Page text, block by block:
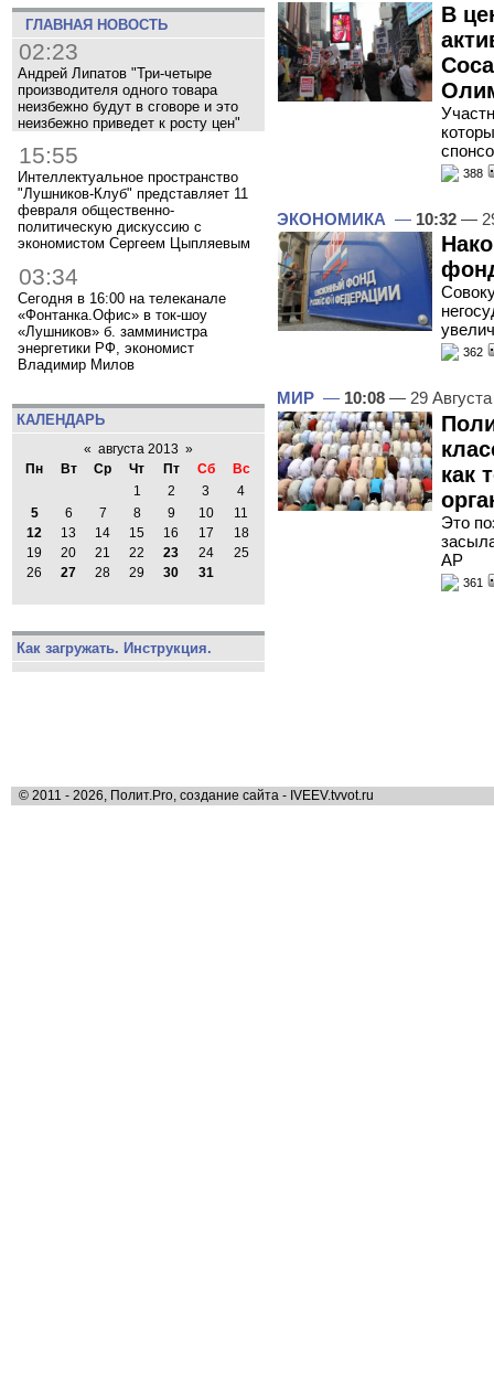
ГЛАВНАЯ НОВОСТЬ
02:23
Андрей Липатов "Три-четыре
производителя одного товара
неизбежно будут в сговоре и это
неизбежно приведет к росту цен"
15:55
Интеллектуальное пространство
"Лушников-Клуб" представляет 11
февраля общественно-
политическую дискуссию с
экономистом Сергеем Цыпляевым
03:34
Сегодня в 16:00 на телеканале
«Фонтанка.Офис» в ток-шоу
«Лушников» б. замминистра
энергетики РФ, экономист
Владимир Милов
КАЛЕНДАРЬ
« августа 2013 »
Пн
Вт Ср Чт Пт Сб
Вс
1
2 3
4
5
6 7 8 9 10
11
12
13 14 15 16 17
18
19
20 21 22 23 24
25
26
27 28 29 30 31
Как загружать. Инструкция.
В
388
ЭКОНОМИКА — 10:32 —
362
МИР — 10:08 — 29
как
Это
AP
361
© 2011 - 2026, Полит.Pro, создание сайта - IVEEV.tvvot.ru